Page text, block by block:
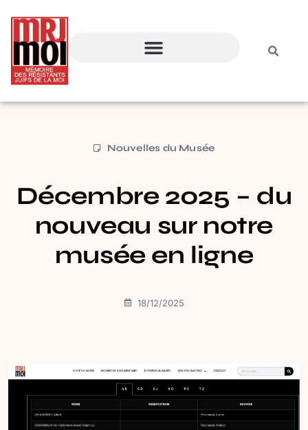
Nouvelles du Musée
Décembre 2025 – du
nouveau sur notre
musée en ligne
18/12/2025